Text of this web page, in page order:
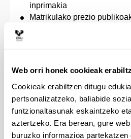
Web orri honek cookieak
Cookieak erabiltzen ditugu
pertsonalizatzeko, baliabide
funtzionaltasunak eskaintzeko
aztertzeko. Era berean, gure
buruzko informazioa partekatzen
inprimakia
Matrikulako prezio
unibertsitateko zerbitzu
Jaurlaritzak onartzen duen
(desgaituak, familia
biktimak, genero
bestelako kasuak, Prezio
kasu bakoitzerako
Beka eskatuz gero,